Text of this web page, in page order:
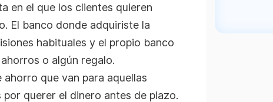
en el que los clientes quieren
El banco donde adquiriste la
habituales y el propio banco
o algún regalo.
ahorro que van para aquellas
querer el dinero antes de plazo.